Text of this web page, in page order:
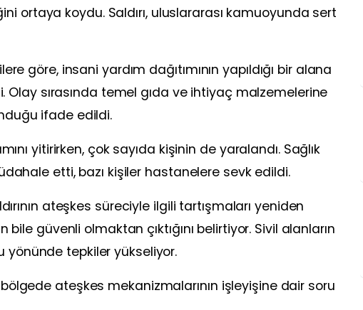
ortaya koydu. Saldırı, uluslararası kamuoyunda sert
göre, insani yardım dağıtımının yapıldığı bir alana
Olay sırasında temel gıda ve ihtiyaç malzemelerine
ifade edildi.
yitirirken, çok sayıda kişinin de yaralandı. Sağlık
etti, bazı kişiler hastanelere sevk edildi.
ateşkes süreciyle ilgili tartışmaları yeniden
güvenli olmaktan çıktığını belirtiyor. Sivil alanların
yönünde tepkiler yükseliyor.
ateşkes mekanizmalarının işleyişine dair soru